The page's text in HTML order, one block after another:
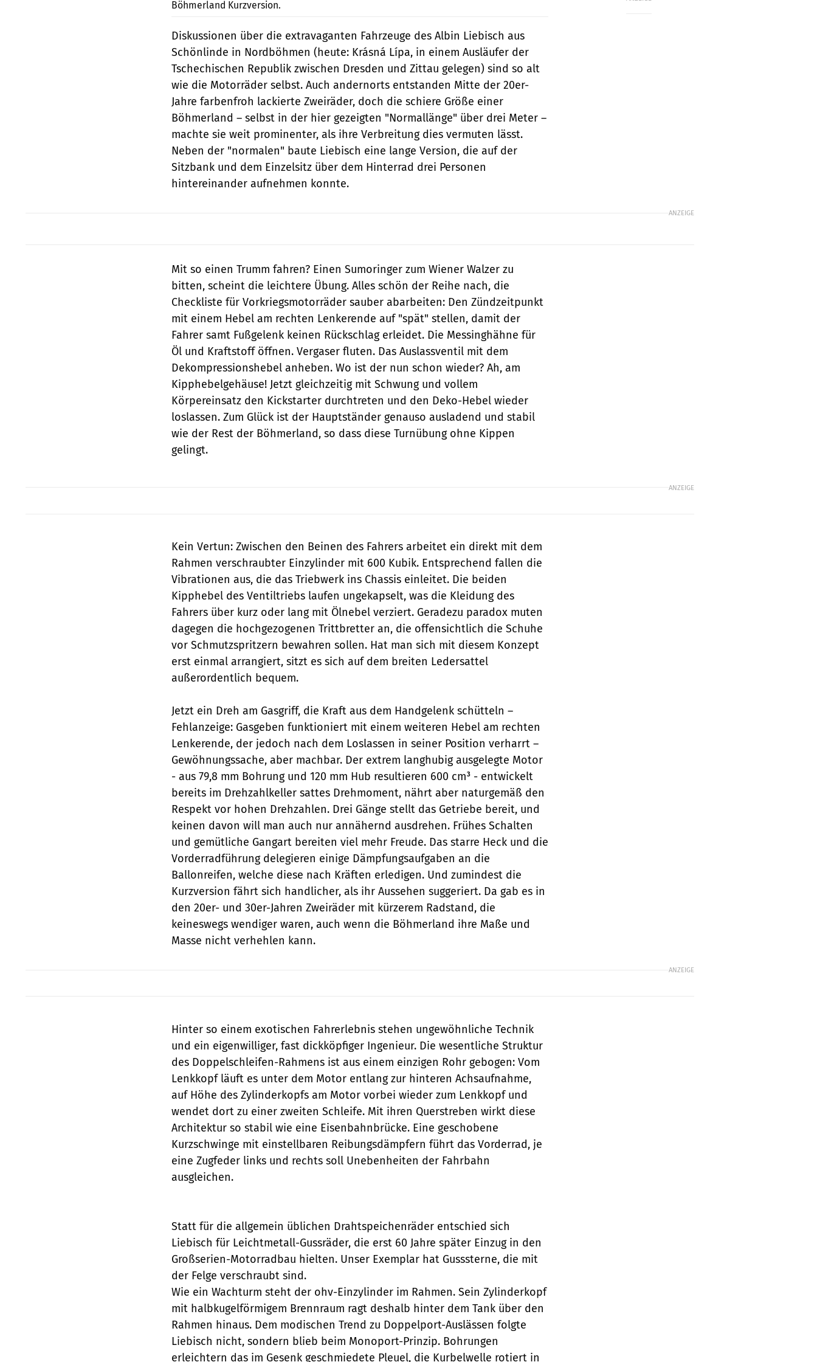
Böhmerland Kurzversion.
Diskussionen über die extravaganten Fahrzeuge des Albin Liebisch aus
Schönlinde in Nordböhmen (heute: Krásná Lípa, in einem Ausläufer der
Tschechischen Republik zwischen Dresden und Zittau gelegen) sind so alt
wie die Motorräder selbst. Auch andernorts entstanden Mitte der 20er-
Jahre farbenfroh lackierte Zweiräder, doch die schiere Größe einer
Böhmerland – selbst in der hier gezeigten "Normallänge" über drei Meter –
machte sie weit prominenter, als ihre Verbreitung dies vermuten lässt.
Neben der "normalen" baute Liebisch eine lange Version, die auf der
Sitzbank und dem Einzelsitz über dem Hinterrad drei Personen
hintereinander aufnehmen konnte.
ANZEIGE
Mit so einen Trumm fahren? Einen Sumoringer zum Wiener Walzer zu
bitten, scheint die leichtere Übung. Alles schön der Reihe nach, die
Checkliste für Vorkriegsmotorräder sauber abarbeiten: Den Zündzeitpunkt
mit einem Hebel am rechten Lenkerende auf "spät" stellen, damit der
Fahrer samt Fußgelenk keinen Rückschlag erleidet. Die Messinghähne für
Öl und Kraftstoff öffnen. Vergaser fluten. Das Auslassventil mit dem
Dekompressionshebel anheben. Wo ist der nun schon wieder? Ah, am
Kipphebelgehäuse! Jetzt gleichzeitig mit Schwung und vollem
Körpereinsatz den Kickstarter durchtreten und den Deko-Hebel wieder
loslassen. Zum Glück ist der Hauptständer genauso ausladend und stabil
wie der Rest der Böhmerland, so dass diese Turnübung ohne Kippen
gelingt.
ANZEIGE
Kein Vertun: Zwischen den Beinen des Fahrers arbeitet ein direkt mit dem
Rahmen verschraubter Einzylinder mit 600 Kubik. Entsprechend fallen die
Vibrationen aus, die das Triebwerk ins Chassis einleitet. Die beiden
Kipphebel des Ventiltriebs laufen ungekapselt, was die Kleidung des
Fahrers über kurz oder lang mit Ölnebel verziert. Geradezu paradox muten
dagegen die hochgezogenen Trittbretter an, die offensichtlich die Schuhe
vor Schmutzspritzern bewahren sollen. Hat man sich mit diesem Konzept
erst einmal arrangiert, sitzt es sich auf dem breiten Ledersattel
außerordentlich bequem.
Jetzt ein Dreh am Gasgriff, die Kraft aus dem Handgelenk schütteln –
Fehlanzeige: Gasgeben funktioniert mit einem weiteren Hebel am rechten
Lenkerende, der jedoch nach dem Loslassen in seiner Position verharrt –
Gewöhnungssache, aber machbar. Der extrem langhubig ausgelegte Motor
- aus 79,8 mm Bohrung und 120 mm Hub resultieren 600 cm³ - entwickelt
bereits im Drehzahlkeller sattes Drehmoment, nährt aber naturgemäß den
Respekt vor hohen Drehzahlen. Drei Gänge stellt das Getriebe bereit, und
keinen davon will man auch nur annähernd ausdrehen. Frühes Schalten
und gemütliche Gangart bereiten viel mehr Freude. Das starre Heck und die
Vorderradführung delegieren einige Dämpfungsaufgaben an die
Ballonreifen, welche diese nach Kräften erledigen. Und zumindest die
Kurzversion fährt sich handlicher, als ihr Aussehen suggeriert. Da gab es in
den 20er- und 30er-Jahren Zweiräder mit kürzerem Radstand, die
keineswegs wendiger waren, auch wenn die Böhmerland ihre Maße und
Masse nicht verhehlen kann.
ANZEIGE
Hinter so einem exotischen Fahrerlebnis stehen ungewöhnliche Technik
und ein eigenwilliger, fast dickköpfiger Ingenieur. Die wesentliche Struktur
des Doppelschleifen-Rahmens ist aus einem einzigen Rohr gebogen: Vom
Lenkkopf läuft es unter dem Motor entlang zur hinteren Achsaufnahme,
auf Höhe des Zylinderkopfs am Motor vorbei wieder zum Lenkkopf und
wendet dort zu einer zweiten Schleife. Mit ihren Querstreben wirkt diese
Architektur so stabil wie eine Eisenbahnbrücke. Eine geschobene
Kurzschwinge mit einstellbaren Reibungsdämpfern führt das Vorderrad, je
eine Zugfeder links und rechts soll Unebenheiten der Fahrbahn
ausgleichen.
Statt für die allgemein üblichen Drahtspeichenräder entschied sich
Liebisch für Leichtmetall-Gussräder, die erst 60 Jahre später Einzug in den
Großserien-Motorradbau hielten. Unser Exemplar hat Gusssterne, die mit
der Felge verschraubt sind.
Wie ein Wachturm steht der ohv-Einzylinder im Rahmen. Sein Zylinderkopf
mit halbkugelförmigem Brennraum ragt deshalb hinter dem Tank über den
Rahmen hinaus. Dem modischen Trend zu Doppelport-Auslässen folgte
Liebisch nicht, sondern blieb beim Monoport-Prinzip. Bohrungen
erleichtern das im Gesenk geschmiedete Pleuel, die Kurbelwelle rotiert in